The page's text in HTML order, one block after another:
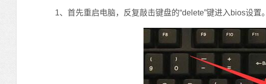
1、首先重启电脑，反复敲击键盘的“delete”键进入bios设置。